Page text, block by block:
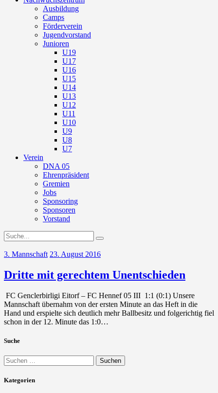
Ausbildung
Camps
Förderverein
Jugendvorstand
Junioren
U19
U17
U16
U15
U14
U13
U12
U11
U10
U9
U8
U7
Verein
DNA 05
Ehrenpräsident
Gremien
Jobs
Sponsoring
Sponsoren
Vorstand
3. Mannschaft 23. August 2016
Dritte mit gerechtem Unentschieden
FC Genclerbirligi Eitorf – FC Hennef 05 III 1:1 (0:1) Unsere
Mannschaft übernahm von der ersten Minute an das Heft in die
Hand und erspielte sich deutlich mehr Ballbesitz und folgerichtig fiel
schon in der 12. Minute das 1:0…
Suche
Suchen
nach:
Kategorien